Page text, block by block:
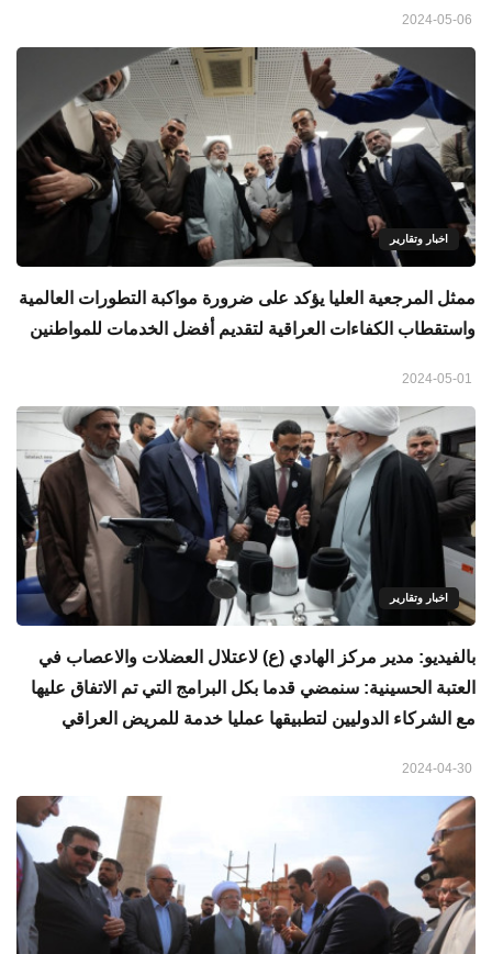
اخبار وتقارير
ممثل المرجعية العليا يؤكد على ضرورة مواكبة التطورات العالمية
واستقطاب الكفاءات العراقية لتقديم أفضل الخدمات للمواطنين
اخبار وتقارير
بالفيديو: مدير مركز الهادي (ع) لاعتلال العضلات والاعصاب في
العتبة الحسينية: سنمضي قدما بكل البرامج التي تم الاتفاق عليها
مع الشركاء الدوليين لتطبيقها عمليا خدمة للمريض العراقي